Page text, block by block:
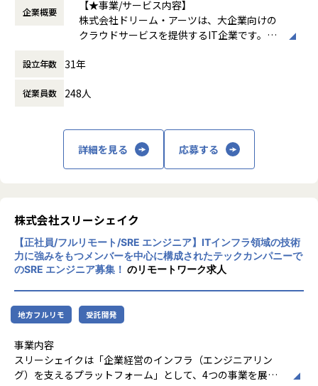
のデジタル化推進を支援しています。弊社は、上場を果たし
たこともあり、さらなる成長を目指していく拡大フェーズに
ありますので、SaaS企業のエンジニアとしてご活躍いただけ
る方を探しています。
【業務の変更の範囲】
時間外労働の有無： 有（月平均20時間）
休憩時間： 60分
企業概要
【★事業/サービス内容】
株式会社ドリーム・アーツは、大企業向けの
クラウドサービスを提供するIT企業です。主
「SmartDB®」、多店舗ビジネスを支援する
nsuiteX®」があります。これらのサービス
し、デジタルトランスフォーメーション（D
X）を推進します
【★社風/文化】
ットな組織構造で、意見交換が活発に行わ
れ、自由な発想が奨励されています。社員一
人ひとりがプロフェッショナルとして成長で
きる環境が整っています
【★働き方/リモートワーク】
ドリーム・アーツでは、リモートワークとオ
フィス勤務を組み合わせたハイブリッドワー
クが主流です。社員の約95%がリモートで働
当や環境整備手当も支給され、快適な働き方
をサポートしています
設立年数 31年
従業員数 248人
詳細を見る 応募する
株式会社スリーシェイク
【正社員/フルリモート/SRE エンジニア】ITインフラ領域の技術
⼒に強みをもつメンバーを中⼼に構成されたテックカンパニーで
のSRE エンジニア募集！ のリモートワーク求人
地方フルリモ 受託開発
事業内容
スリーシェイクは「企業経営のインフラ（エンジニアリン
グ）を支えるプラットフォーム」として、4つの事業を展開